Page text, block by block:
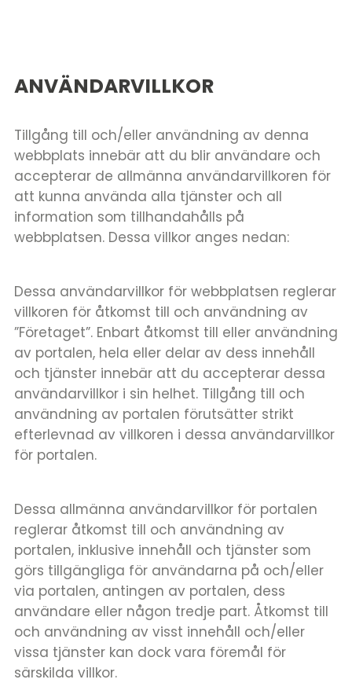
ANVÄNDARVILLKOR
Tillgång till och/eller användning av denna
webbplats innebär att du blir användare och
accepterar de allmänna användarvillkoren för
att kunna använda alla tjänster och all
information som tillhandahålls på
webbplatsen. Dessa villkor anges nedan:
Dessa användarvillkor för webbplatsen reglerar
villkoren för åtkomst till och användning av
”Företaget”. Enbart åtkomst till eller användning
av portalen, hela eller delar av dess innehåll
och tjänster innebär att du accepterar dessa
användarvillkor i sin helhet. Tillgång till och
användning av portalen förutsätter strikt
efterlevnad av villkoren i dessa användarvillkor
för portalen.
Dessa allmänna användarvillkor för portalen
reglerar åtkomst till och användning av
portalen, inklusive innehåll och tjänster som
görs tillgängliga för användarna på och/eller
via portalen, antingen av portalen, dess
användare eller någon tredje part. Åtkomst till
och användning av visst innehåll och/eller
vissa tjänster kan dock vara föremål för
särskilda villkor.